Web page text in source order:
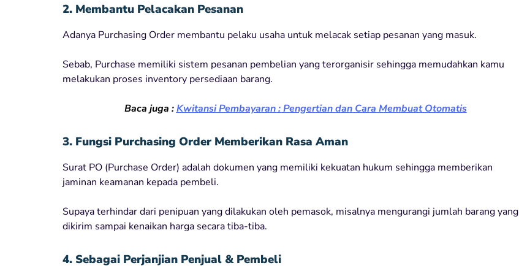
2. Membantu Pelacakan Pesanan
Adanya Purchasing Order membantu pelaku usaha untuk melacak setiap pesanan yang masuk.
Sebab, Purchase memiliki sistem pesanan pembelian yang terorganisir sehingga memudahkan kamu
melakukan proses inventory persediaan barang.
Baca juga :Kwitansi Pembayaran : Pengertian dan Cara Membuat Otomatis
3. Fungsi Purchasing Order Memberikan Rasa Aman
Surat PO (Purchase Order) adalah dokumen yang memiliki kekuatan hukum sehingga memberikan
jaminan keamanan kepada pembeli.
Supaya terhindar dari penipuan yang dilakukan oleh pemasok, misalnya mengurangi jumlah barang yang
dikirim sampai kenaikan harga secara tiba-tiba.
4. Sebagai Perjanjian Penjual & Pembeli